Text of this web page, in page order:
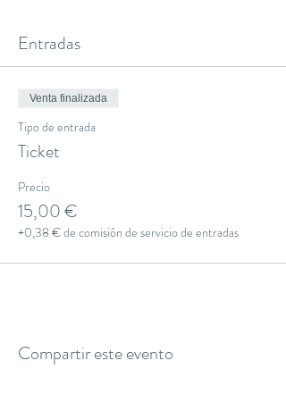
Entradas
Venta finalizada
Tipo de entrada
Ticket
Precio
15,00 €
+0,38 € de comisión de servicio de entradas
Compartir este evento